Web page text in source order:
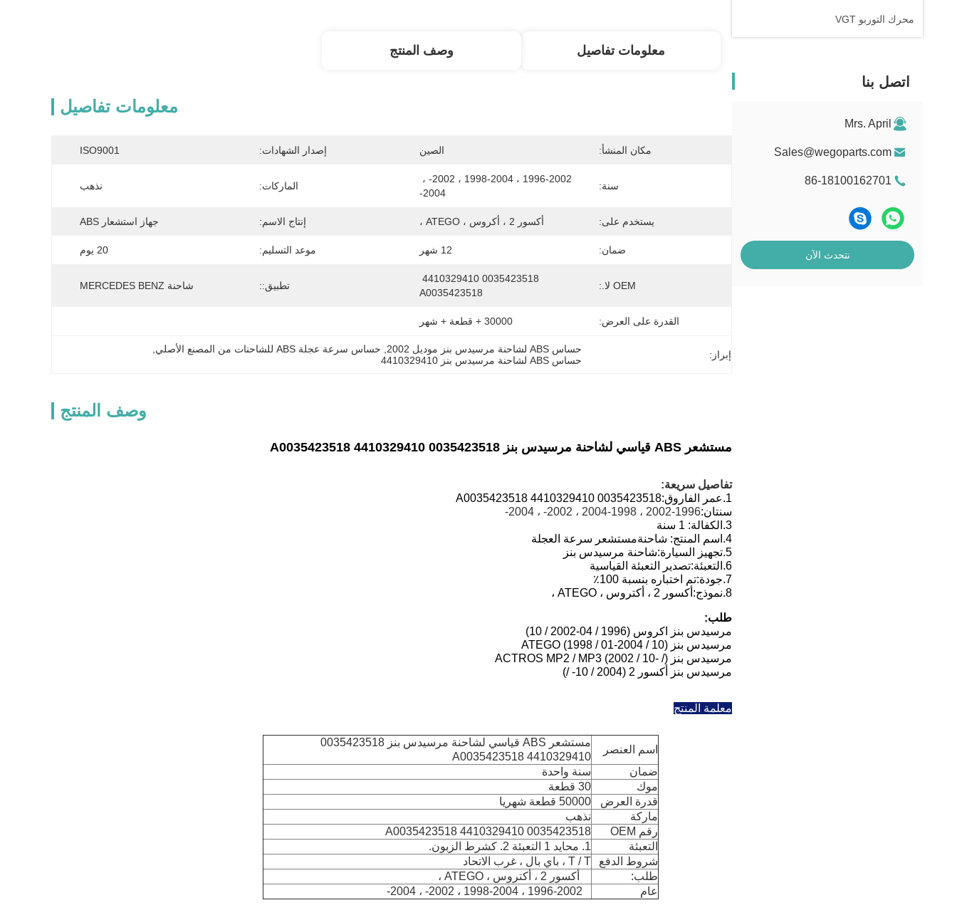
محرك التوربو VGT
اتصل بنا
Mrs. April
Sales@wegoparts.com
86-18100162701
نتحدث الآن
معلومات تفاصيل وصف المنتج
معلومات تفاصيل
مكان المنشأ: الصين إصدار الشهادات: ISO9001
سنة:
2004-
الماركات: نذهب
يستخدم على: أكسور 2 ، أكروس ، ATEGO ، إنتاج الاسم: جهاز استشعار ABS
ضمان: 12 شهر موعد التسليم: 20 يوم
OEM لا.:
A0035423518
تطبيق:: شاحنة MERCEDES BENZ
القدرة على العرض: 30000 + قطعة + شهر
إبراز: حساس ABS لشاحنة مرسيدس بنز موديل 2002 حساس سرعة عجلة ABS للشاحنات من المصنع الأصلي
حساس ABS لشاحنة مرسيدس بنز 4410329410
وصف المنتج
مستشعر ABS قياسي لشاحنة مرسيدس بنز 0035423518 4410329410 A0035423518
تفاصيل سريعة:
1. عمر الفاروق:0035423518 4410329410 A0035423518
سنتان:1996-2002 ، 1998-2004 ، 2002- ، 2004-
3. الكفالة: 1 سنة
4. اسم المنتج: شاحنةمستشعر سرعة العجلة
5. تجهيز السيارة:شاحنة مرسيدس بنز
6. التعبئة:تصدير التعبئة القياسية
7. جودة:تم اختباره بنسبة 100٪
8. نموذج: أكسور 2 ، أكتروس ، ATEGO ،
طلب:
مرسيدس بنز اكروس (1996 / 04-2002 / 10)
مرسيدس بنز ATEGO (1998 / 01-2004 / 10)
مرسيدس بنز ACTROS MP2 / MP3 (2002 / 10- /)
مرسيدس بنز أكسور 2 (2004 / 10- /)
معلمة المنتج
اسم العنصر
مستشعر ABS قياسي لشاحنة مرسيدس بنز 0035423518
4410329410 A0035423518
ضمان
سنة واحدة
موك
30 قطعة
قدرة العرض
50000 قطعة شهريا
ماركة
نذهب
رقم OEM
0035423518 4410329410 A0035423518
التعبئة
1. محايد 1 التعبئة 2. كشرط الزبون.
شروط الدفع
T / T ، باي بال ، غرب الاتحاد
طلب:
أكسور 2 ،
أكتروس ، ATEGO ،
عام
1996-2002 ، 1998- 2004 ، 2002- ، 2004-